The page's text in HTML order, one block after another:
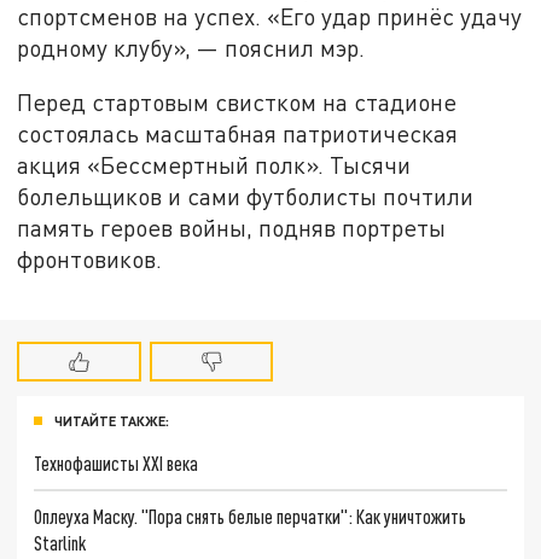
спортсменов на успех. «Его удар принёс удачу
родному клубу», — пояснил мэр.
Перед стартовым свистком на стадионе
состоялась масштабная патриотическая
акция «Бессмертный полк». Тысячи
болельщиков и сами футболисты почтили
память героев войны, подняв портреты
фронтовиков.
ЧИТАЙТЕ ТАКЖЕ:
Технофашисты XXI века
Оплеуха Маску. "Пора снять белые перчатки": Как уничтожить
Starlink